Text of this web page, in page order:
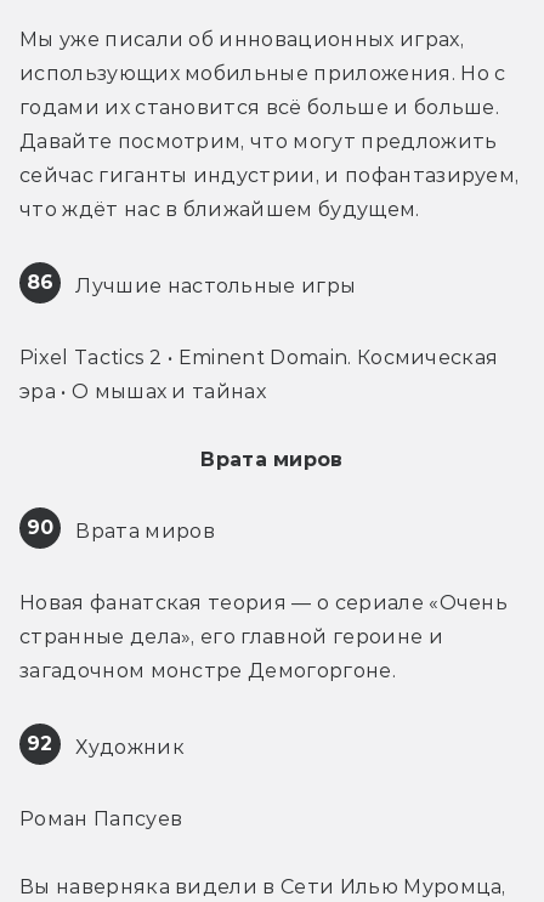
Мы уже писали об инновационных играх,
использующих мобильные приложения. Но с
годами их становится всё больше и больше.
Давайте посмотрим, что могут предложить
сейчас гиганты индустрии, и пофантазируем,
что ждёт нас в ближайшем будущем.
86 Лучшие настольные игры
Pixel Tactics 2 • Eminent Domain. Космическая
эра • О мышах и тайнах
Врата миров
90 Врата миров
Новая фанатская теория — о сериале «Очень
странные дела», его главной героине и
загадочном монстре Демогоргоне.
92 Художник
Роман Папсуев
Вы наверняка видели в Сети Илью Муромца,